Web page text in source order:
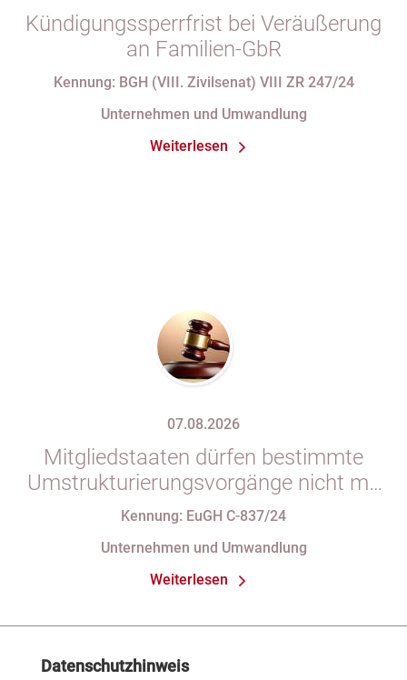
Kündigungssperrfrist bei Veräußerung
an Familien-GbR
Kennung: BGH (VIII. Zivilsenat) VIII ZR 247/24
Unternehmen und Umwandlung
Weiterlesen
07.08.2026
Mitgliedstaaten dürfen bestimmte
Umstrukturierungsvorgänge nicht mit
indirekten Steuern belasten
Kennung: EuGH C-837/24
Unternehmen und Umwandlung
Weiterlesen
Datenschutzhinweis